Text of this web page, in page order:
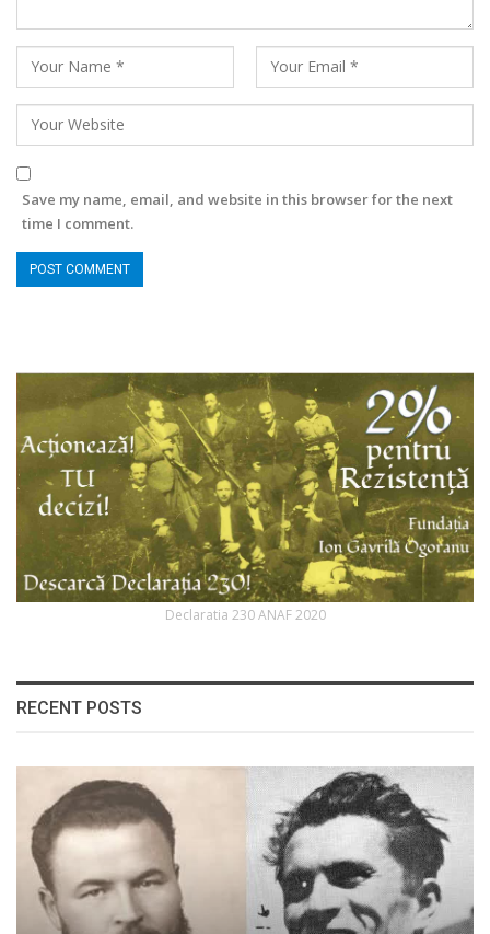
Save my name, email, and website in this browser for the next
time I comment.
Declaratia 230 ANAF 2020
RECENT POSTS